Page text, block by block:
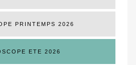
PRINTEMPS 2026
ETE 2026